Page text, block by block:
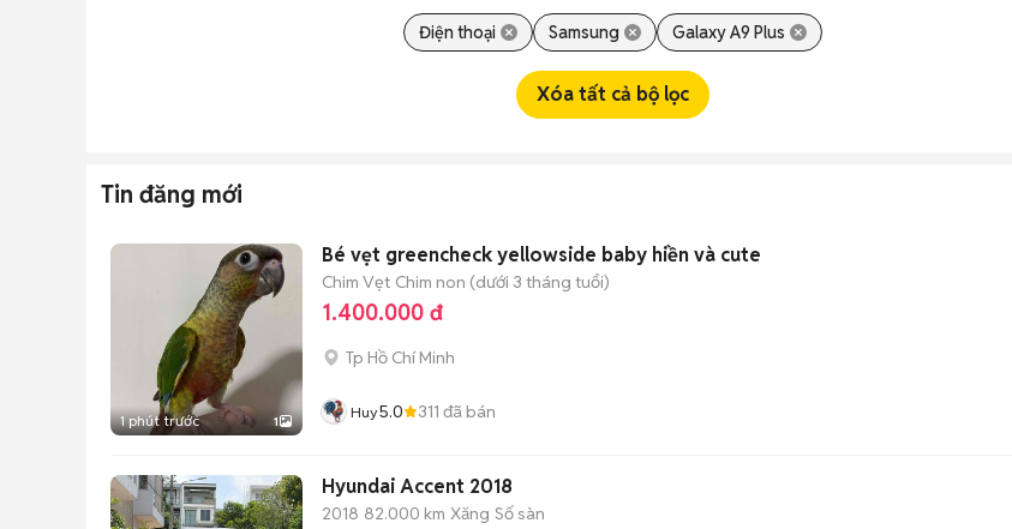
Điện thoại Samsung Galaxy A9 Plus
Xóa tất cả bộ lọc
Tin đăng mới
1 phút trước 1
Bé vẹt greencheck yellowside baby hiền và cute
Chim Vẹt Chim non (dưới 3 tháng tuổi)
1.400.000 đ
Tp Hồ Chí Minh
Huy5.0 311 đã bán
Hyundai Accent 2018
2018 82.000 km Xăng Số sàn